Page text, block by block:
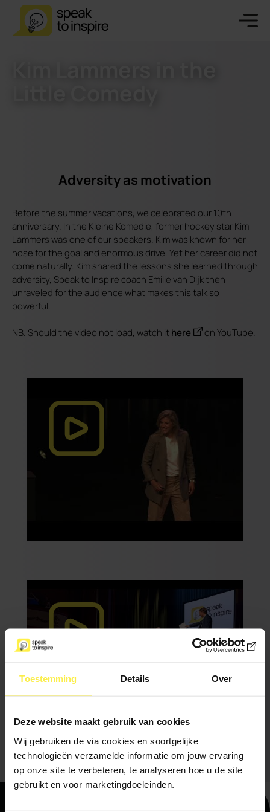
Toestemming Details Over
Deze website maakt gebruik van cookies
Wij gebruiken de via cookies en soortgelijke
technologieën verzamelde informatie om jouw ervaring
op onze site te verbeteren, te analyseren hoe u de site
gebruikt en voor marketingdoeleinden.
Adversity as motivation
Before the summer vacations, we celebrated our 10th
anniversary. In the Kleine Komedie, former hockey star Kim
Lammers was one of our speakers. Kim was known for her
nose for the goal and enormous drive. Yet her career did not
come naturally. Kim shared the lessons she learned through
adversity, Speak to Inspire coach Emilie van Dijk then
unraveled for the audience what makes this talk so
powerful.
NB. Should the video not load, watch it here on YouTube.